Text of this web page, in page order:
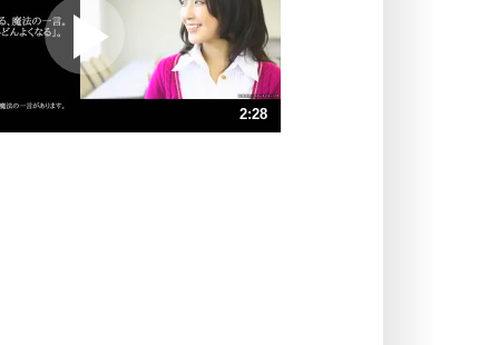
ポジティブになれない原因は、行動
しないから。
ポジティブ思考になる30の方法
ストレス対策
2:28